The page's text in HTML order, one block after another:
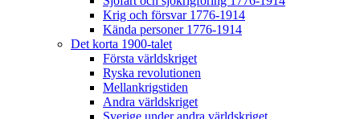
Krig och försvar 1776-1914
Kända personer 1776-1914
Det korta 1900-talet
Första världskriget
Ryska revolutionen
Mellankrigstiden
Andra världskriget